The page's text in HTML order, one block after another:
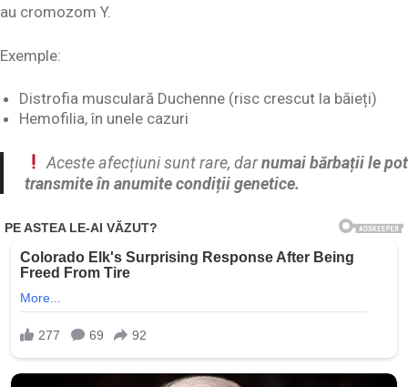
au cromozom Y.
Exemple:
Distrofia musculară Duchenne (risc crescut la băieți)
Hemofilia, în unele cazuri
Aceste afecțiuni sunt rare, darnumai bărbații le pot
transmite în anumite condiții genetice.